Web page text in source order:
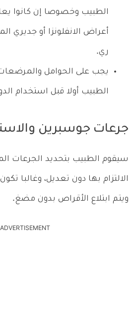
الطبيب وخصوصا إن كانوا
أعراض الانفلونزا أو جديري
ري.
يجب على الحوامل
الطبيب أولا قبل استخدام
جرعات جوسبرين
سيقوم الطبيب بتحديد الجرعات
ويتم ابتلاع الأقراص بدون مضغ.
ADVERTISEMENT